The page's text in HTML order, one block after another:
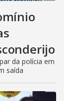
da polícia em
saída